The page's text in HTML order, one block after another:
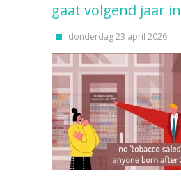
gaat volgend jaar in
donderdag 23 april 2026